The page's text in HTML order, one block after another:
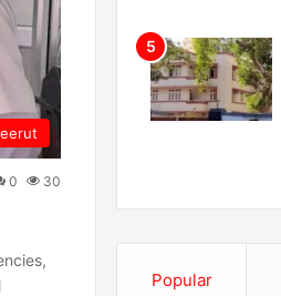
0 30
Popular